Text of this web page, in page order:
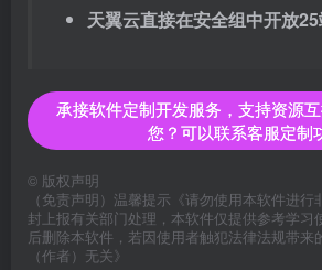
天翼云直接在安全组中开放
承接软件定制开发服务，支持资源
您？可以联系客服定制
© 版权声明
（免责声明）温馨提示《请勿使用本软件进
封上报有关部门处理，本软件仅提供参考学习
后删除本软件，若因使用者触犯法律法规带来
（作者）无关》